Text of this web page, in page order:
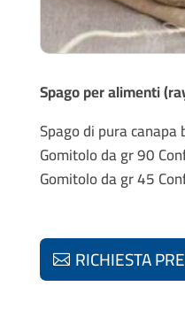
Spago per alimenti
Spago di pura
Gomitolo da gr 90
Gomitolo da gr 45
RICHIESTA